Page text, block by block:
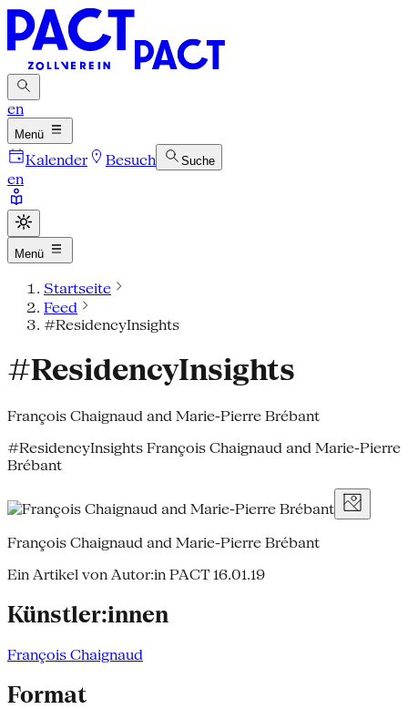
en
Menü
Kalender Besuch Suche
en
Menü
Startseite
Feed
#ResidencyInsights
#ResidencyInsights
François Chaignaud and Marie-Pierre Brébant
#ResidencyInsights François Chaignaud and Marie-Pierre
Brébant
François Chaignaud and Marie-Pierre Brébant
Ein Artikel von Autor:in PACT16.01.19
Künstler:innen
François Chaignaud
Format